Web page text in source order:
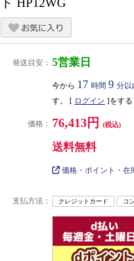
ド HP12WG
発送目安： 5営業日
今から 17 時間 9 分以
す。 [ ログイン ]をする
価格： 76,413円 (税込)
送料無料
価格・ポイント・在
支払方法： クレジットカード コ